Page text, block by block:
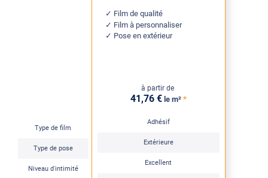
Type de film
Type de pose
Niveau d'intimité
Film de qualité
Film à personnaliser
Pose en extérieur
à partir de
41 ,76 € le m² *
Adhésif
Extérieure
Excellent